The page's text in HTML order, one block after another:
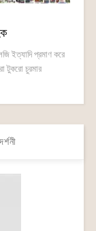
ইত্যাদি প্রমাণ করে
টুকরো চুরমার